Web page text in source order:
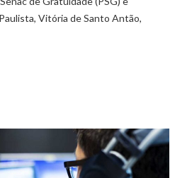
Vitória de Santo Antão,